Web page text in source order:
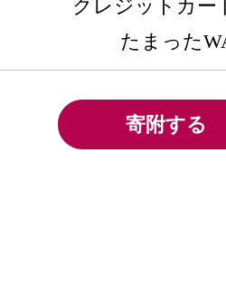
クレジットカー
たまった
寄附する